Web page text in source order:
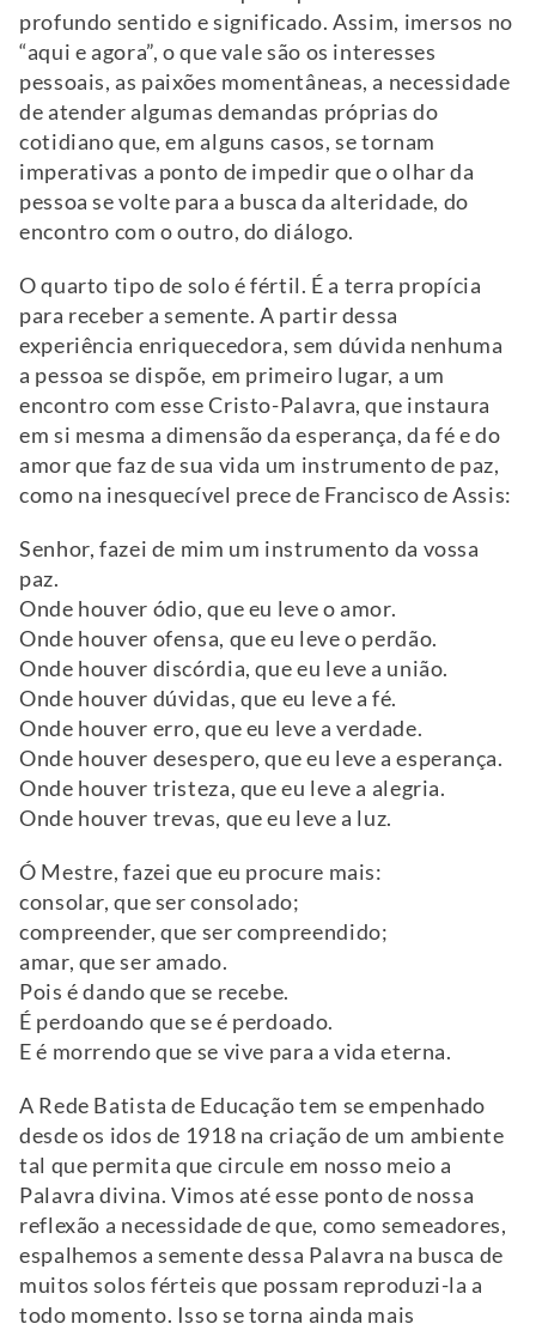
profundo sentido e significado. Assim, imersos no
“aqui e agora”, o que vale são os interesses
pessoais, as paixões momentâneas, a necessidade
de atender algumas demandas próprias do
cotidiano que, em alguns casos, se tornam
imperativas a ponto de impedir que o olhar da
pessoa se volte para a busca da alteridade, do
encontro com o outro, do diálogo.
O quarto tipo de solo é fértil. É a terra propícia
para receber a semente. A partir dessa
experiência enriquecedora, sem dúvida nenhuma
a pessoa se dispõe, em primeiro lugar, a um
encontro com esse Cristo-Palavra, que instaura
em si mesma a dimensão da esperança, da fé e do
amor que faz de sua vida um instrumento de paz,
como na inesquecível prece de Francisco de Assis:
Senhor, fazei de mim um instrumento da vossa
paz.
Onde houver ódio, que eu leve o amor.
Onde houver ofensa, que eu leve o perdão.
Onde houver discórdia, que eu leve a união.
Onde houver dúvidas, que eu leve a fé.
Onde houver erro, que eu leve a verdade.
Onde houver desespero, que eu leve a esperança.
Onde houver tristeza, que eu leve a alegria.
Onde houver trevas, que eu leve a luz.
Ó Mestre, fazei que eu procure mais:
consolar, que ser consolado;
compreender, que ser compreendido;
amar, que ser amado.
Pois é dando que se recebe.
É perdoando que se é perdoado.
E é morrendo que se vive para a vida eterna.
A Rede Batista de Educação tem se empenhado
desde os idos de 1918 na criação de um ambiente
tal que permita que circule em nosso meio a
Palavra divina. Vimos até esse ponto de nossa
reflexão a necessidade de que, como semeadores,
espalhemos a semente dessa Palavra na busca de
muitos solos férteis que possam reproduzi-la a
todo momento. Isso se torna ainda mais